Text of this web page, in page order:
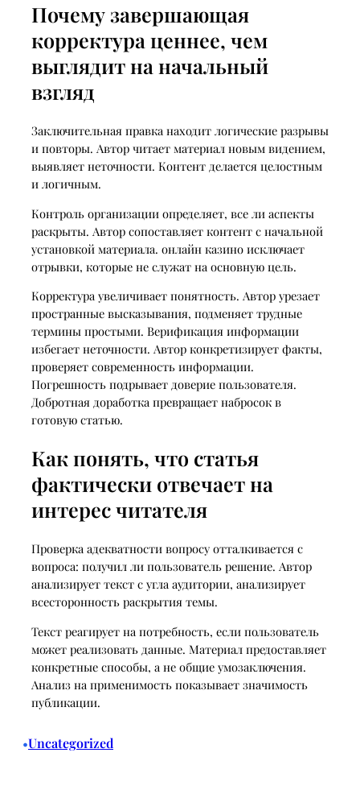
Почему завершающая
корректура ценнее, чем
выглядит на начальный
взгляд
Заключительная правка находит логические разрывы
и повторы. Автор читает материал новым видением,
выявляет неточности. Контент делается целостным
и логичным.
Контроль организации определяет, все ли аспекты
раскрыты. Автор сопоставляет контент с начальной
установкой материала. онлайн казино исключает
отрывки, которые не служат на основную цель.
Корректура увеличивает понятность. Автор урезает
пространные высказывания, подменяет трудные
термины простыми. Верификация информации
избегает неточности. Автор конкретизирует факты,
проверяет современность информации.
Погрешность подрывает доверие пользователя.
Добротная доработка превращает набросок в
готовую статью.
Как понять, что статья
фактически отвечает на
интерес читателя
Проверка адекватности вопросу отталкивается с
вопроса: получил ли пользователь решение. Автор
анализирует текст с угла аудитории, анализирует
всесторонность раскрытия темы.
Текст реагирует на потребность, если пользователь
может реализовать данные. Материал предоставляет
конкретные способы, а не общие умозаключения.
Анализ на применимость показывает значимость
публикации.
•Uncategorized